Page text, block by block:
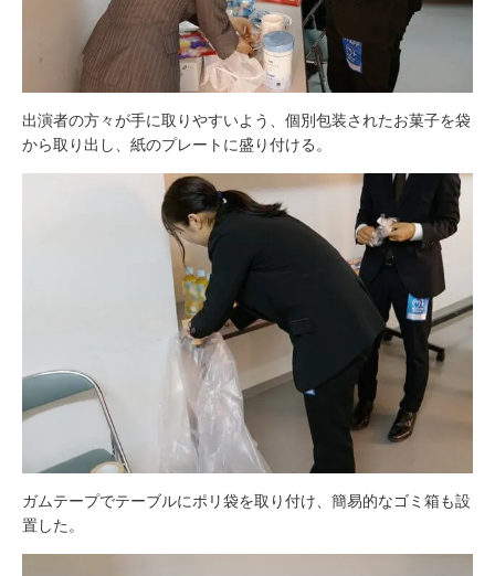
出演者の方々が手に取りやすいよう、個別包装されたお菓子を袋
から取り出し、紙のプレートに盛り付ける。
ガムテープでテーブルにポリ袋を取り付け、簡易的なゴミ箱も設
置した。